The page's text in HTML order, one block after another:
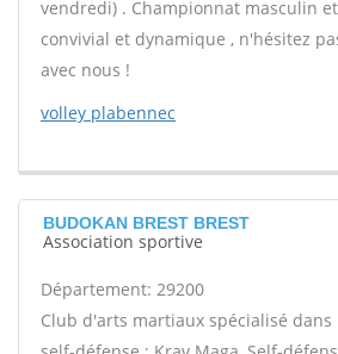
vendredi) . Championnat masculin
convivial et dynamique , n'hésitez
avec nous !
volley plabennec
BUDOKAN BREST BREST
Association sportive
Département: 29200
Club d'arts martiaux spécialisé dans